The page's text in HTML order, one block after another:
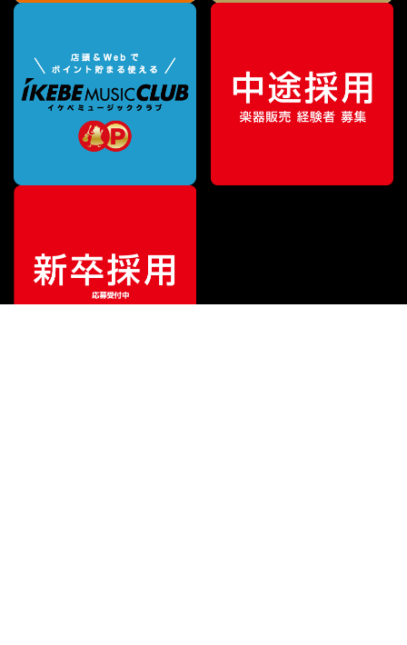
販売価格 ¥19,800（税込）
¥14,300（税込）